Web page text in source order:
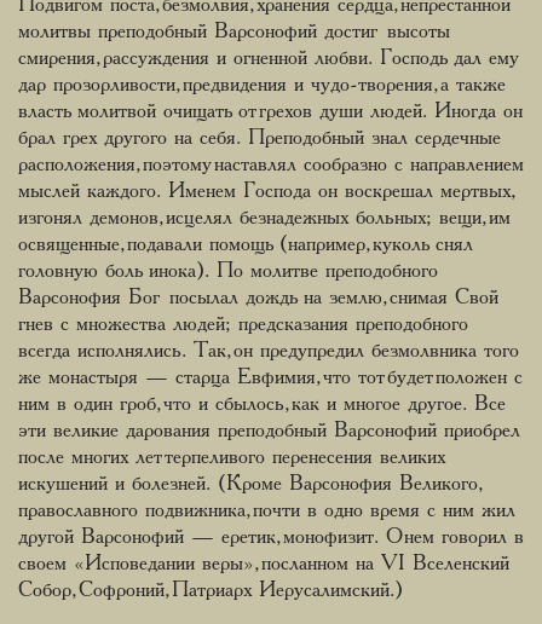
Подвигом поста, безмолвия, хранения сердца, непрестанной
молитвы преподобный Варсонофий достиг высоты
смирения, рассуждения и огненной любви. Господь дал ему
дар прозорливости, предвидения и чудо-творения, а также
власть молитвой очищать от грехов души людей. Иногда он
брал грех другого на себя. Преподобный знал сердечные
расположения, поэтому наставлял сообразно с направлением
мыслей каждого. Именем Господа он воскрешал мертвых,
изгонял демонов, исцелял безнадежных больных; вещи, им
освященные, подавали помощь (например, куколь снял
головную боль инока). По молитве преподобного
Варсонофия Бог посылал дождь на землю, снимая Свой
гнев с множества людей; предсказания преподобного
всегда исполнялись. Так, он предупредил безмолвника того
же монастыря — старца Евфимия, что тот будет положен с
ним в один гроб, что и сбылось, как и многое другое. Все
эти великие дарования преподобный Варсонофий приобрел
после многих лет терпеливого перенесения великих
искушений и болезней. (Кроме Варсонофия Великого,
православного подвижника, почти в одно время с ним жил
другой Варсонофий — еретик, монофизит. О нем говорил в
своем «Исповедании веры», посланном на VI Вселенский
Собор, Софроний, Патриарх Иерусалимский.)